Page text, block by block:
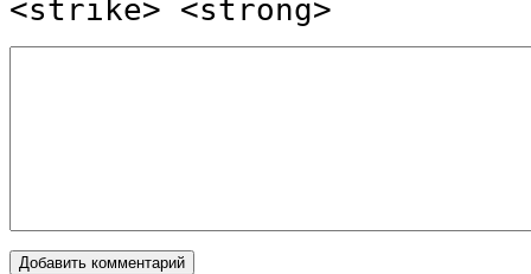
<strike> <strong>